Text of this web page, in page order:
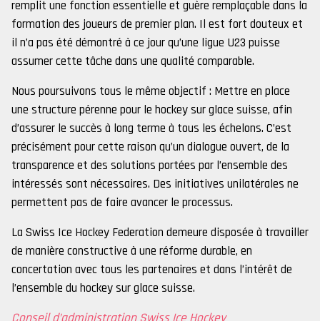
remplit une fonction essentielle et guère remplaçable dans la
formation des joueurs de premier plan. Il est fort douteux et
il n’a pas été démontré à ce jour qu’une ligue U23 puisse
assumer cette tâche dans une qualité comparable.
Nous poursuivons tous le même objectif : Mettre en place
une structure pérenne pour le hockey sur glace suisse, afin
d’assurer le succès à long terme à tous les échelons. C’est
précisément pour cette raison qu’un dialogue ouvert, de la
transparence et des solutions portées par l’ensemble des
intéressés sont nécessaires. Des initiatives unilatérales ne
permettent pas de faire avancer le processus.
La Swiss Ice Hockey Federation demeure disposée à travailler
de manière constructive à une réforme durable, en
concertation avec tous les partenaires et dans l’intérêt de
l’ensemble du hockey sur glace suisse.